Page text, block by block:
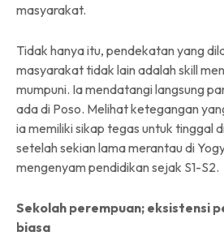
masyarakat.
Tidak hanya itu, pendekatan yang
masyarakat tidak lain adalah skill
mumpuni. Ia mendatangi langsung
ada di Poso. Melihat ketegangan
ia memiliki sikap tegas untuk tinggal
setelah sekian lama merantau di
mengenyam pendidikan sejak S1-S2.
Sekolah perempuan; eksistensi
biasa